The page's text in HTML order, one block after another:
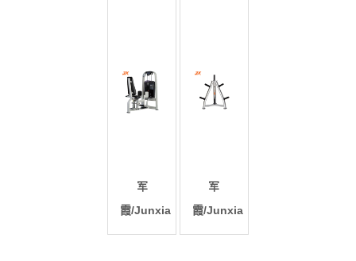
军
霞/Junxia
军
霞/Junxia